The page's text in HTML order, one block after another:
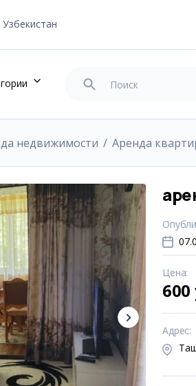
недвижимости Аренда
Цена:
600
Адрес: